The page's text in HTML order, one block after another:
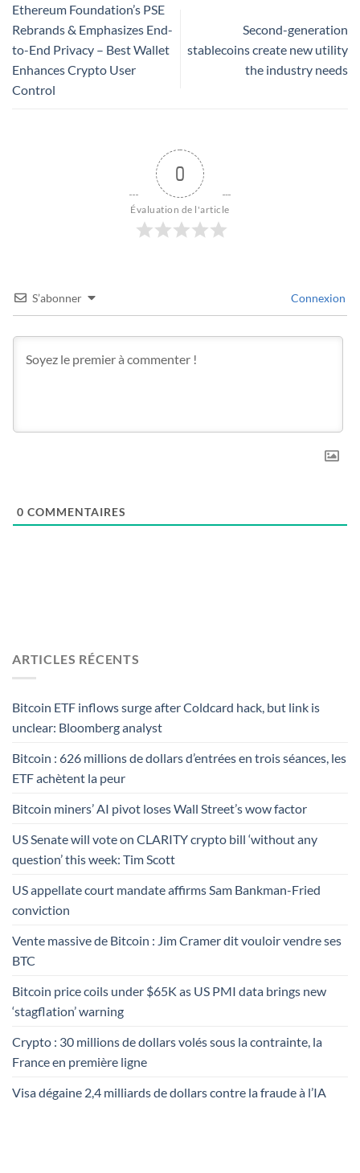
Ethereum Foundation’s PSE
Rebrands & Emphasizes End-
to-End Privacy – Best Wallet
Enhances Crypto User
Control
Second-generation
stablecoins create new utility
the industry needs
0
Évaluation de l'article
S’abonner Connexion
0 COMMENTAIRES
ARTICLES RÉCENTS
Bitcoin ETF inflows surge after Coldcard hack, but link is
unclear: Bloomberg analyst
Bitcoin : 626 millions de dollars d’entrées en trois séances, les
ETF achètent la peur
Bitcoin miners’ AI pivot loses Wall Street’s wow factor
US Senate will vote on CLARITY crypto bill ‘without any
question’ this week: Tim Scott
US appellate court mandate affirms Sam Bankman-Fried
conviction
Vente massive de Bitcoin : Jim Cramer dit vouloir vendre ses
BTC
Bitcoin price coils under $65K as US PMI data brings new
‘stagflation’ warning
Crypto : 30 millions de dollars volés sous la contrainte, la
France en première ligne
Visa dégaine 2,4 milliards de dollars contre la fraude à l’IA